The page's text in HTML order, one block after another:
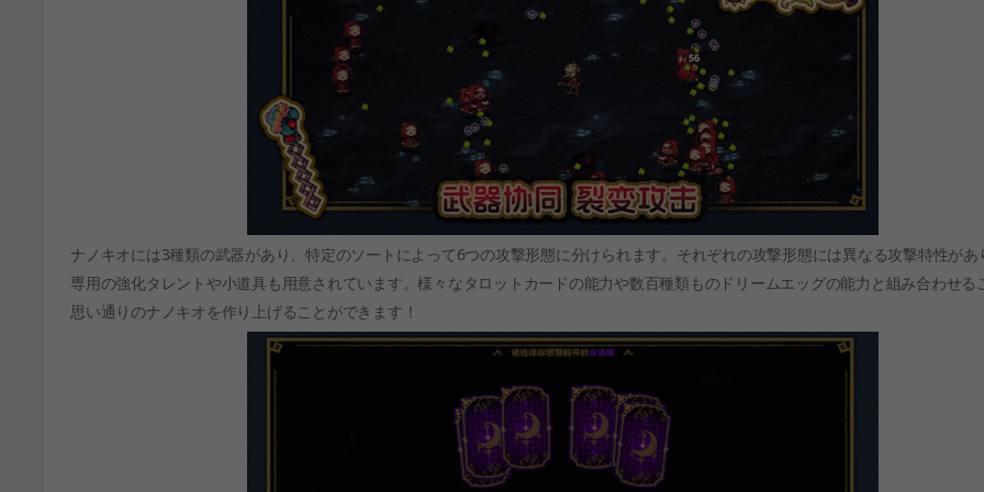
ナノキオには3種類の武器があり、特定のソートによって6つの攻撃形態に分けられます。それぞれの攻撃形態には異なる攻撃特性があ
専用の強化タレントや小道具も用意されています。様々なタロットカードの能力や数百種類ものドリームエッグの能力と組み合わせる
思い通りのナノキオを作り上げることができます！